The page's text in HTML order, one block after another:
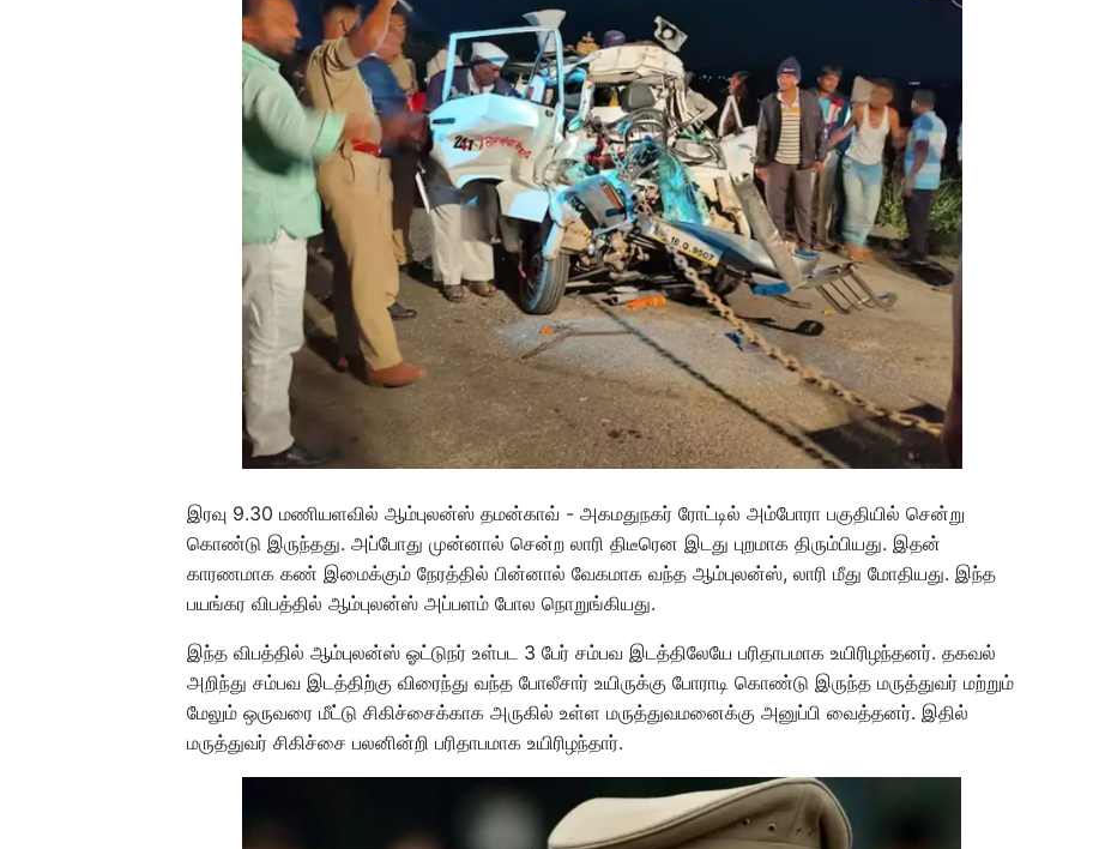
இரவு 9.30 மணியளவில் ஆம்புலன்ஸ் தமன்காவ் - அகமதுநகர் ரோட்டில் அம்போரா பகுதியில் சென்று
கொண்டு இருந்தது. அப்போது முன்னால் சென்ற லாரி திடீரென இடது புறமாக திரும்பியது. இதன்
காரணமாக கண் இமைக்கும் நேரத்தில் பின்னால் வேகமாக வந்த ஆம்புலன்ஸ், லாரி மீது மோதியது. இந்த
பயங்கர விபத்தில் ஆம்புலன்ஸ் அப்பளம் போல நொறுங்கியது.
இந்த விபத்தில் ஆம்புலன்ஸ் ஓட்டுநர் உள்பட 3 பேர் சம்பவ இடத்திலேயே பரிதாபமாக உயிரிழந்தனர். தகவல்
அறிந்து சம்பவ இடத்திற்கு விரைந்து வந்த போலீசார் உயிருக்கு போராடி கொண்டு இருந்த மருத்துவர் மற்றும்
மேலும் ஒருவரை மீட்டு சிகிச்சைக்காக அருகில் உள்ள மருத்துவமனைக்கு அனுப்பி வைத்தனர். இதில்
மருத்துவர் சிகிச்சை பலனின்றி பரிதாபமாக உயிரிழந்தார்.